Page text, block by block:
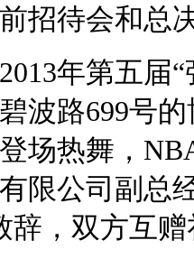
招待会和总
年第五届“
波路699号
场热舞，
限公司副总
辞，双方互